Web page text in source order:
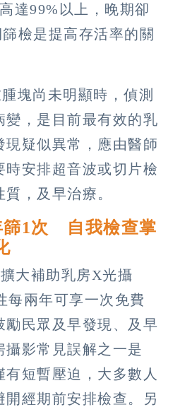
達99%以上，晚期卻
檢是提高存活率的關
塊尚未明顯時，偵測
變，是目前最有效的乳
現疑似異常，應由醫師
時安排超音波或切片檢
，及早治療。
篩1次 自我檢查掌
大補助乳房X光攝
每兩年可享一次免費
勵民眾及早發現、及早
攝影常見誤解之一是
有短暫壓迫，大多數人
開經期前安排檢查。另